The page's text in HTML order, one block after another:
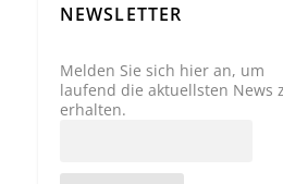
NEWSLETTER
Melden Sie sich hier an, um
laufend die aktuellsten News
erhalten.